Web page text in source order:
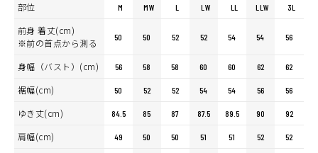
部位 M MW L LW LL LLW 3L
前身 着丈(cm)
※前の首点から測る
50 50 52 52 54 54 56
身幅（バスト）(cm) 56 58 58 60 60 62 62
裾幅(cm) 50 52 52 54 54 56 56
ゆき丈(cm) 84.5 85 87 87.5 89.5 90 92
肩幅(cm) 49 50 50 51 51 52 52